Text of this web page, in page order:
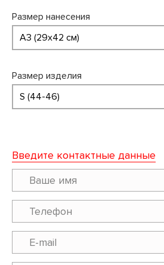
Размер нанесения
Размер изделия
Введите контактные данные